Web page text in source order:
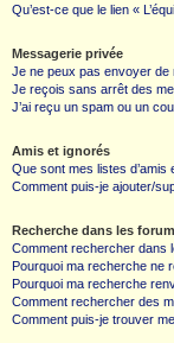
Qu’est-ce que le lien «
Messagerie privée
Je ne peux pas envoyer de
Je reçois sans arrêt des
J’ai reçu un spam ou un
Amis et ignorés
Que sont mes listes d’amis
Comment puis-je ajouter/
Recherche dans les
Comment rechercher dans
Pourquoi ma recherche ne
Pourquoi ma recherche
Comment rechercher des
Comment puis-je trouver